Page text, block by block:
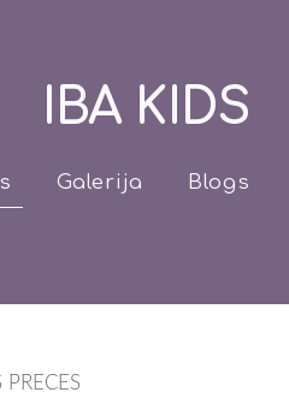
IBA KIDS
Galerija Blogs
PRECES